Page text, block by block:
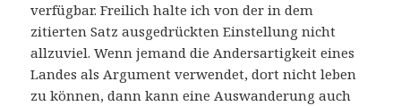
verfügbar. Freilich halte ich von der in dem
zitierten Satz ausgedrückten Einstellung nicht
allzuviel. Wenn jemand die Andersartigkeit eines
Landes als Argument verwendet, dort nicht leben
zu können, dann kann eine Auswanderung auch